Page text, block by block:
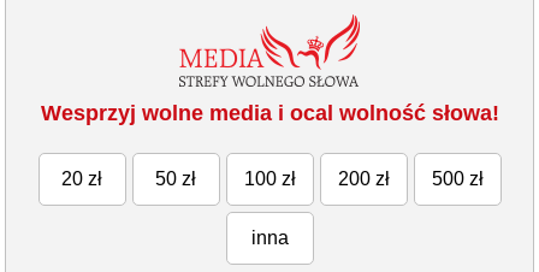
Wesprzyj wolne media i ocal wolność słowa!
20 zł 50 zł 100 zł 200 zł 500 zł
inna